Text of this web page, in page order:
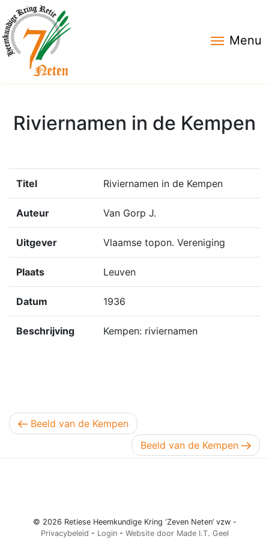
Menu
Riviernamen in de Kempen
Titel Riviernamen in de Kempen
Auteur Van Gorp J.
Uitgever Vlaamse topon. Vereniging
Plaats Leuven
Datum 1936
Beschrijving Kempen: riviernamen
Berichtnavigatie
Vorig bericht
Beeld van de Kempen
Volgend bericht
Beeld van de Kempen
© 2026 Retiese Heemkundige Kring ‘Zeven Neten’ vzw -
Privacybeleid - Login- Website door Made I.T. Geel